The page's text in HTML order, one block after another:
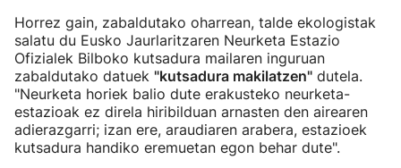
Horrez gain, zabaldutako oharrean, talde ekologistak
salatu du Eusko Jaurlaritzaren Neurketa Estazio
Ofizialek Bilboko kutsadura mailaren inguruan
zabaldutako datuek "kutsadura makilatzen" dutela.
"Neurketa horiek balio dute erakusteko neurketa-
estazioak ez direla hiribilduan arnasten den airearen
adierazgarri; izan ere, araudiaren arabera, estazioek
kutsadura handiko eremuetan egon behar dute".